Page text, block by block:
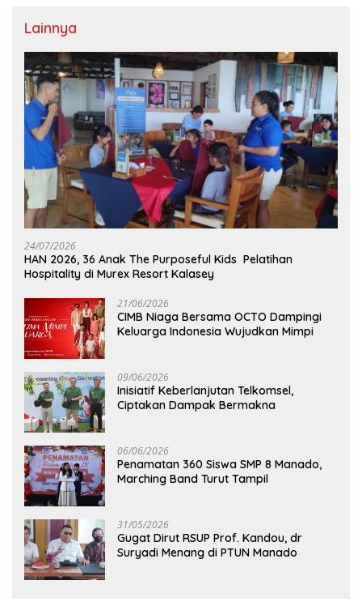
Lainnya
24/07/2026
HAN 2026, 36 Anak The Purposeful Kids Pelatihan
Hospitality di Murex Resort Kalasey
21/06/2026
CIMB Niaga Bersama OCTO Dampingi
Keluarga Indonesia Wujudkan Mimpi
09/06/2026
Inisiatif Keberlanjutan Telkomsel,
Ciptakan Dampak Bermakna
06/06/2026
Penamatan 360 Siswa SMP 8 Manado,
Marching Band Turut Tampil
31/05/2026
Gugat Dirut RSUP Prof. Kandou, dr
Suryadi Menang di PTUN Manado